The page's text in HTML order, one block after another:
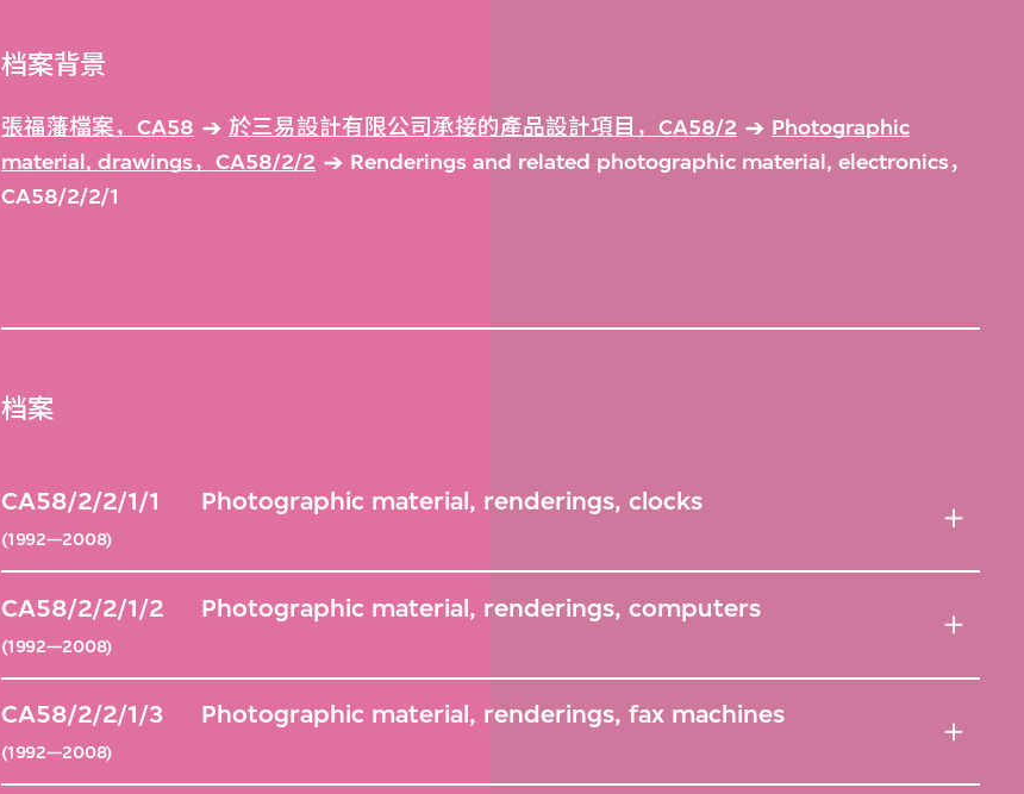
档案背景
張福藩檔案，CA58 於三易設計有限公司承接的產品設計項目，CA58/2
Photographic
material, drawings，CA58/2/2
Renderings and related photographic material, electronics，
CA58/2/2/1
档案
CA58/2/2/1/1
(1992—2008)
Photographic material, renderings, clocks
CA58/2/2/1/2
(1992—2008)
Photographic material, renderings, computers
CA58/2/2/1/3
(1992—2008)
Photographic material, renderings, fax machines